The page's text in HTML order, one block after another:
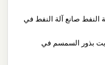
النفط صانع آلة النفط في
بذور السمسم في